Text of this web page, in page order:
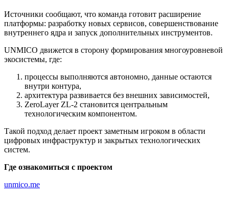
Источники сообщают, что команда готовит расширение
платформы: разработку новых сервисов, совершенствование
внутреннего ядра и запуск дополнительных инструментов.
UNMICO движется в сторону формирования многоуровневой
экосистемы, где:
процессы выполняются автономно, данные остаются
внутри контура,
архитектура развивается без внешних зависимостей,
ZeroLayer ZL-2 становится центральным
технологическим компонентом.
Такой подход делает проект заметным игроком в области
цифровых инфраструктур и закрытых технологических
систем.
Где ознакомиться с проектом
unmico.me